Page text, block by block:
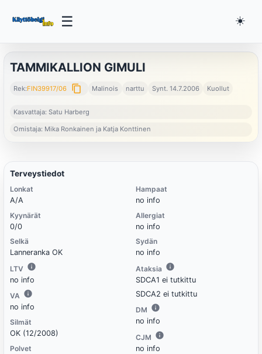
☰ ☀️
TAMMIKALLION GIMULI
Rek:FIN39917/06 content_copy Malinois narttu Synt. 14.7.2006 Kuollut
Kasvattaja: Satu Harberg
Omistaja: Mika Ronkainen ja Katja Konttinen
Terveystiedot
Lonkat
A/A
Kyynärät
0/0
Selkä
Lanneranka OK
LTV
no info
VA
no info
Silmät
OK (12/2008)
Polvet
Hampaat
no info
Allergiat
no info
Sydän
no info
Ataksia
SDCA1 ei tutkittu
SDCA2 ei tutkittu
DM
no info
CJM
no info